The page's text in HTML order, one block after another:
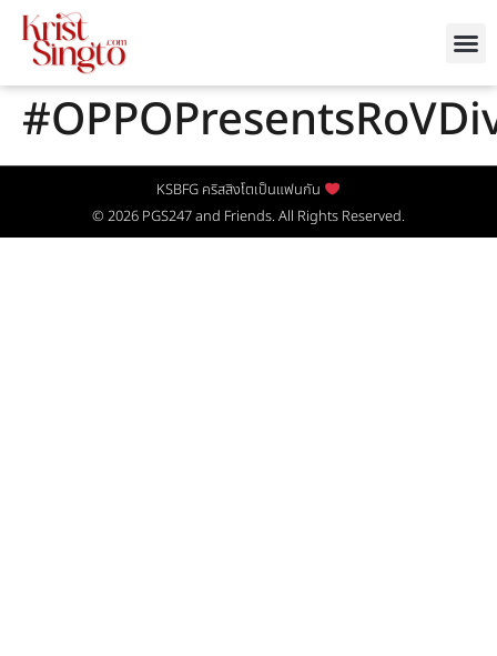
KSBFG คริสสิงโตเป็นแฟนกัน
© 2026 PGS247and Friends. All Rights Reserved.